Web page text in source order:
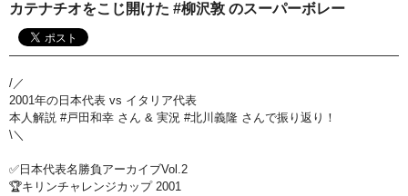
おすすめ番組
その他の試合・おすすめ番組
Jリーグクラブ応援番組
カテナチオをこじ開けた #柳沢敦 のスーパーボレー
/／
2001年の日本代表 vs イタリア代表
本人解説 #戸田和幸 さん & 実況 #北川義隆 さんで振り返り！
\＼
✅日本代表名勝負アーカイブVol.2
🏆キリンチャレンジカップ 2001